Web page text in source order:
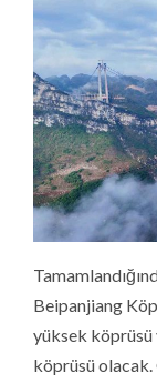
Beipanjiang
yüksek köprüsü
köprüsü